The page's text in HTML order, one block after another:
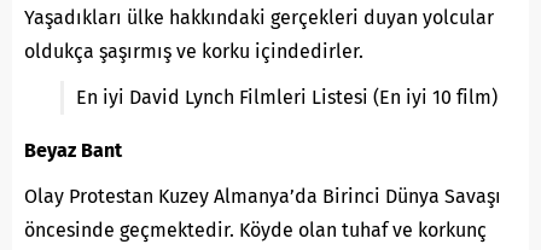
Yaşadıkları ülke hakkındaki gerçekleri duyan yolcular
oldukça şaşırmış ve korku içindedirler.
En iyi David Lynch Filmleri Listesi (En iyi 10 film)
Beyaz Bant
Olay Protestan Kuzey Almanya’da Birinci Dünya Savaşı
öncesinde geçmektedir. Köyde olan tuhaf ve korkunç